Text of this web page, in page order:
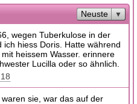
Neuste
wegen Tuberkulose in der
ich hiess Doris. Hatte während
heissem Wasser. erinnere
Lucilla oder so ähnlich.
sie, war das auf der